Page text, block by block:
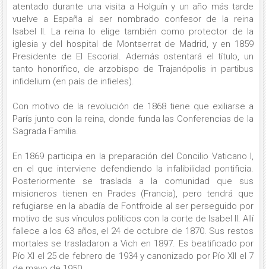
atentado durante una visita a Holguín y un año más tarde
vuelve a España al ser nombrado confesor de la reina
Isabel II. La reina lo elige también como protector de la
iglesia y del hospital de Montserrat de Madrid, y en 1859
Presidente de El Escorial. Además ostentará el título, un
tanto honorífico, de arzobispo de Trajanópolis in partibus
infidelium (en país de infieles).
Con motivo de la revolución de 1868 tiene que exiliarse a
París junto con la reina, donde funda las Conferencias de la
Sagrada Familia.
En 1869 participa en la preparación del Concilio Vaticano I,
en el que interviene defendiendo la infalibilidad pontificia.
Posteriormente se traslada a la comunidad que sus
misioneros tienen en Prades (Francia), pero tendrá que
refugiarse en la abadía de Fontfroide al ser perseguido por
motivo de sus vínculos políticos con la corte de Isabel II. Allí
fallece a los 63 años, el 24 de octubre de 1870. Sus restos
mortales se trasladaron a Vich en 1897. Es beatificado por
Pío XI el 25 de febrero de 1934 y canonizado por Pío XII el 7